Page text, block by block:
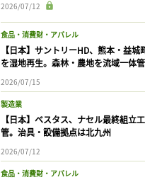
2026/07/12
食品・消費財・アパレル
【日本】サントリーHD、熊本・益
を湿地再生。森林・農地を流域一体
2026/07/15
製造業
【日本】ベスタス、ナセル最終組立
管。治具・設備拠点は北九州
2026/07/12
食品・消費財・アパレル